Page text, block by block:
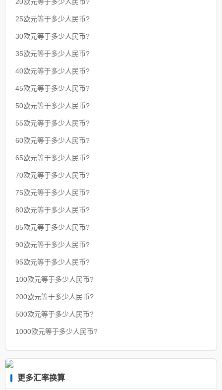
20欧元等于多少人民币?
25欧元等于多少人民币?
30欧元等于多少人民币?
35欧元等于多少人民币?
40欧元等于多少人民币?
45欧元等于多少人民币?
50欧元等于多少人民币?
55欧元等于多少人民币?
60欧元等于多少人民币?
65欧元等于多少人民币?
70欧元等于多少人民币?
75欧元等于多少人民币?
80欧元等于多少人民币?
85欧元等于多少人民币?
90欧元等于多少人民币?
95欧元等于多少人民币?
100欧元等于多少人民币?
200欧元等于多少人民币?
500欧元等于多少人民币?
1000欧元等于多少人民币?
更多汇率换算